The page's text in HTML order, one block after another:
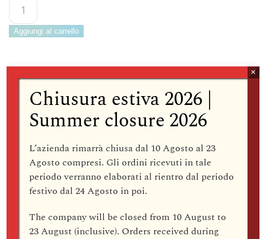
Materia
Barattolo
Colori
quantità
Aggiungi al carrello
Descrizione
Barattolo h.30 cm della collezione MATERIA, una
L’arte rende tangibile la materia di cui sono fatti i sogni. Il
nostro sogno è quello di trasmettere con questa collezione
tutto l’amore che abbiamo per la ceramica. Materia, una
forma irregolare ma elegante si adatta alle più disparate
occasioni. Il bordo eseguito a mano così come il tuffo
nello smalto rende “unico” ogni pezzo. Tutti i singoli
Chiusura estiva 2026 |
Summer closure 2026
L’azienda rimarràchiusa dal 10 Agosto al 23
Agosto compresi. Gli ordini ricevuti in tale
periodo verranno elaborati al rientro dal periodo
festivo dal24 Agosto in poi.
The companywill be closed from 10 August to
23 August (inclusive). Orders received during
×